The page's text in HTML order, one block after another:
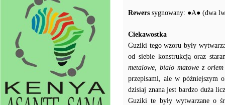
Rewers sygnowany: ●A● (dwa
Ciekawostka
Guziki tego wzoru były
od siebie konstrukcją oraz
metalowe, biało matowe z
przepisami, ale w późniejszym
dzisiaj znana jest bardzo duża
Guziki te były wytwarzane o